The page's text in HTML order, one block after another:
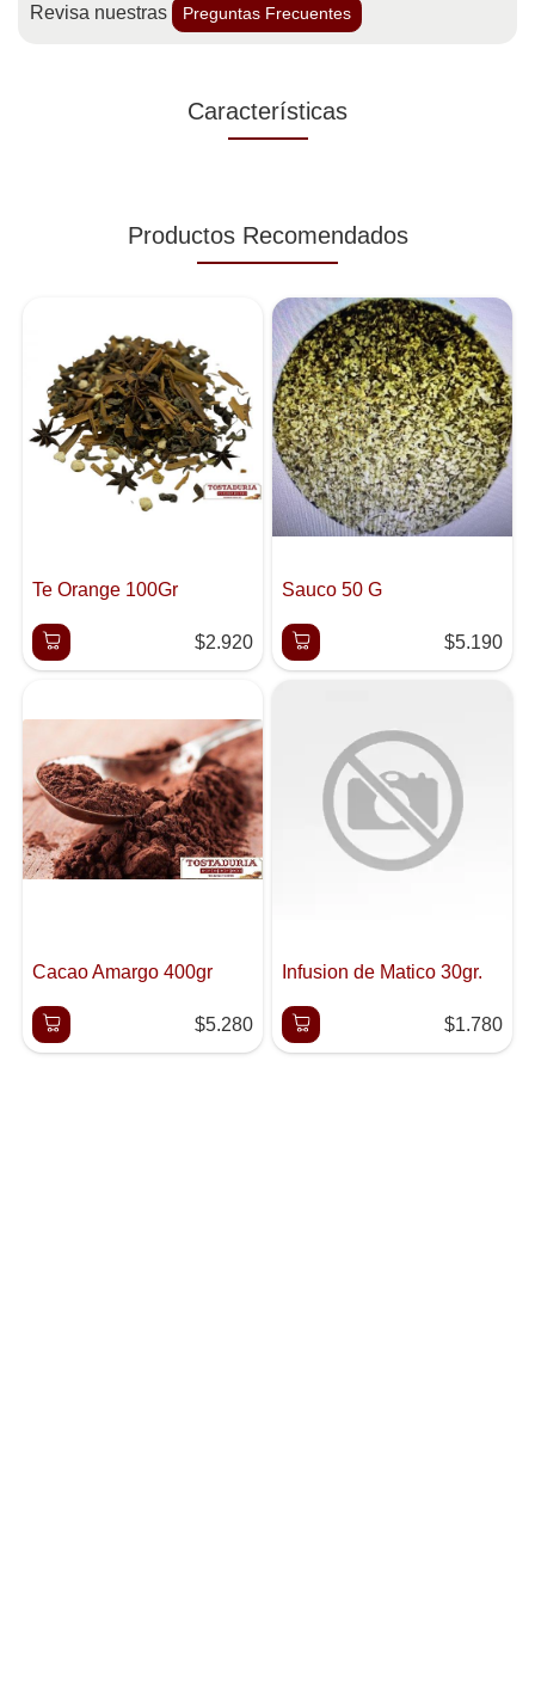
Revisa nuestras Preguntas Frecuentes
Características
Productos Recomendados
Te Orange 100Gr
$2.920
Sauco 50 G
$5.190
Cacao Amargo 400gr
$5.280
Infusion de Matico 30gr.
$1.780